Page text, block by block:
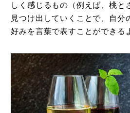
しく感じるもの（例えば、桃と
見つけ出していくことで、自分
好みを言葉で表すことができる